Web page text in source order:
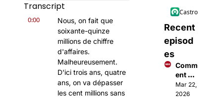
Transcript
0:00
Nous, on fait que
soixante-quinze
millions de chiffre
d'affaires.
Malheureusement.
D'ici trois ans, quatre
ans, on va dépasser
les cent millions sans
Castro
Recent
episod
es
Comm
ent
faire
des €
Mar 22,
2026